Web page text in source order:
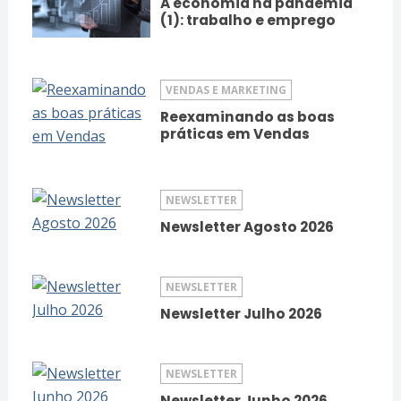
(1): trabalho e emprego
VENDAS E MARKETING
Reexaminando as boas
práticas em Vendas
NEWSLETTER
Newsletter Agosto 2026
NEWSLETTER
Newsletter Julho 2026
NEWSLETTER